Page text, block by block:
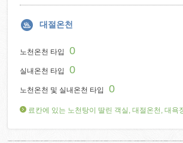
대절온천
노천온천 타입 0
실내온천 타입 0
노천온천 및 실내온천 타입 0
료칸에 있는 노천탕이 딸린 객실, 대절온천, 대욕